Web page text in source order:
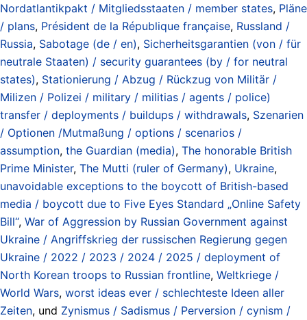
Nordatlantikpakt / Mitgliedsstaaten / member states, Pläne
/ plans, Président de la République française, Russland /
Russia, Sabotage (de / en), Sicherheitsgarantien (von / für
neutrale Staaten) / security guarantees (by / for neutral
states), Stationierung / Abzug / Rückzug von Militär /
Milizen / Polizei / military / militias / agents / police)
transfer / deployments / buildups / withdrawals, Szenarien
/ Optionen /Mutmaßung / options / scenarios /
assumption, the Guardian (media), The honorable British
Prime Minister, The Mutti (ruler of Germany), Ukraine,
unavoidable exceptions to the boycott of British-based
media / boycott due to Five Eyes Standard „Online Safety
Bill“, War of Aggression by Russian Government against
Ukraine / Angriffskrieg der russischen Regierung gegen
Ukraine / 2022 / 2023 / 2024 / 2025 / deployment of
North Korean troops to Russian frontline, Weltkriege /
World Wars, worst ideas ever / schlechteste Ideen aller
Zeiten, und Zynismus / Sadismus / Perversion / cynism /